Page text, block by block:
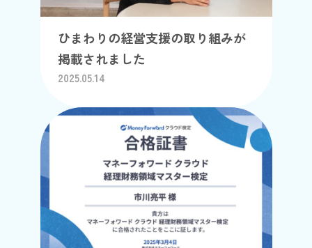
ひまわりの経営支援の取り組みが
掲載されました
2025.05.14